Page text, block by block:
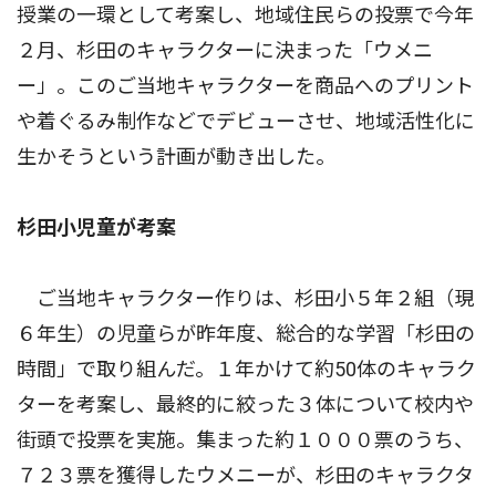
授業の一環として考案し、地域住民らの投票で今年
２月、杉田のキャラクターに決まった「ウメニ
ー」。このご当地キャラクターを商品へのプリント
や着ぐるみ制作などでデビューさせ、地域活性化に
生かそうという計画が動き出した。
杉田小児童が考案
ご当地キャラクター作りは、杉田小５年２組（現
６年生）の児童らが昨年度、総合的な学習「杉田の
時間」で取り組んだ。１年かけて約50体のキャラク
ターを考案し、最終的に絞った３体について校内や
街頭で投票を実施。集まった約１０００票のうち、
７２３票を獲得したウメニーが、杉田のキャラクタ